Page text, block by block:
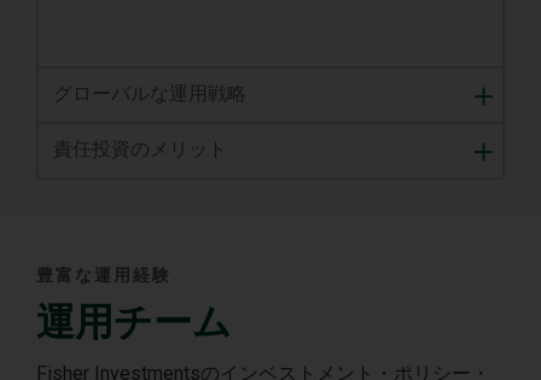
グローバルな運用戦略
責任投資のメリット
豊富な運用経験
運用チーム
Fisher Investmentsのインベストメント・ポリシー・